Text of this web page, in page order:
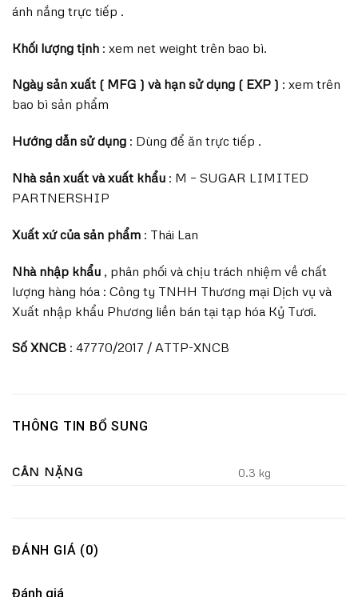
ánh nắng trực tiếp .
Khối lượng tịnh : xem net weight trên bao bì.
Ngày sản xuất ( MFG ) và hạn sử dụng ( EXP ) : xem trên
bao bì sản phẩm
Hướng dẫn sử dụng : Dùng để ăn trực tiếp .
Nhà sản xuất và xuất khẩu : M – SUGAR LIMITED
PARTNERSHIP
Xuất xứ của sản phẩm : Thái Lan
Nhà nhập khẩu , phân phối và chịu trách nhiệm về chất
lượng hàng hóa : Công ty TNHH Thương mại Dịch vụ và
Xuất nhập khẩu Phương liền bán tại tạp hóa Kỷ Tươi.
Số XNCB : 47770/2017 / ATTP-XNCB
THÔNG TIN BỔ SUNG
CÂN NẶNG 0.3 kg
ĐÁNH GIÁ (0)
Đánh giá